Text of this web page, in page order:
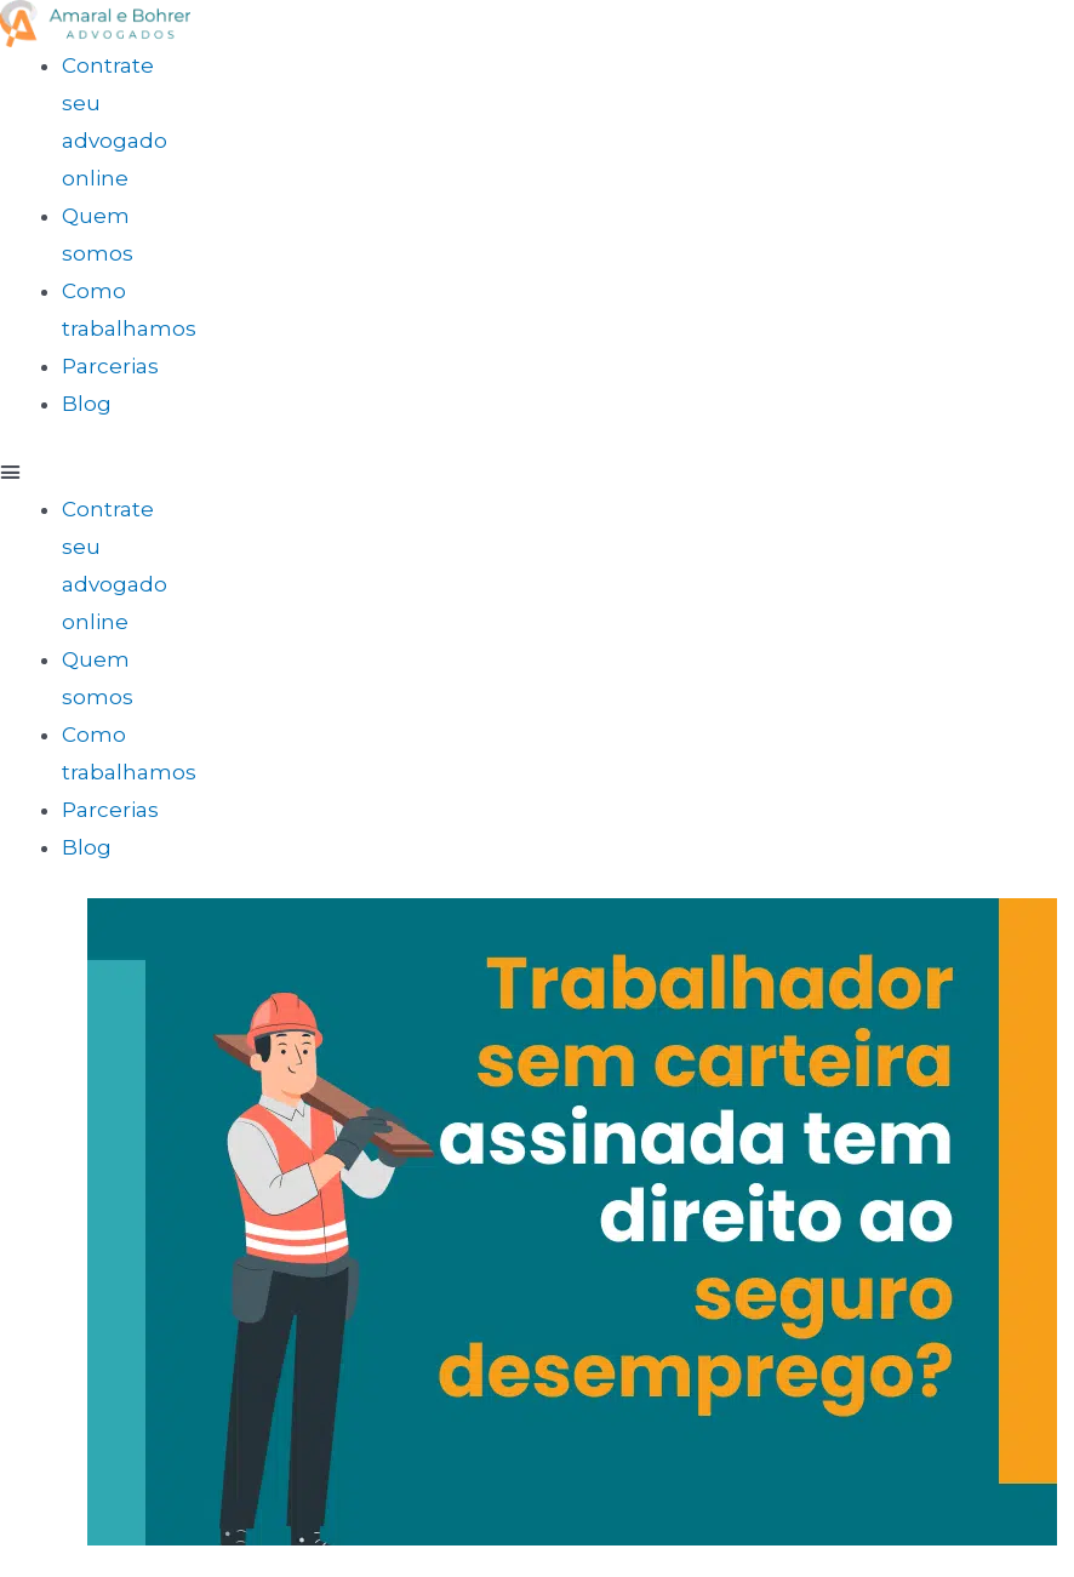
Contrate
seu
advogado
online
Quem
somos
Como
trabalhamos
Parcerias
Blog
Contrate
seu
advogado
online
Quem
somos
Como
trabalhamos
Parcerias
Blog